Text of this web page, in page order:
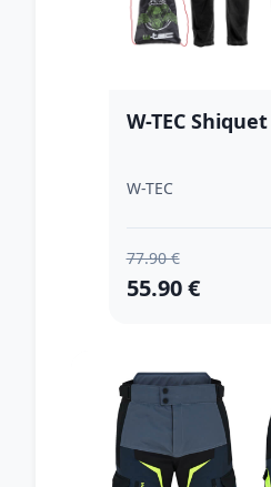
W-TEC
W-TEC
77.90 €
55.90 €